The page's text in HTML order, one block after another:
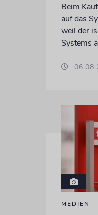
Beim
auf das
weil der
Systems
MEDIEN